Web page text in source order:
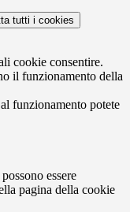
tutti i cookies
cookie consentire.
il funzionamento della
funzionamento potete
essere
pagina della cookie